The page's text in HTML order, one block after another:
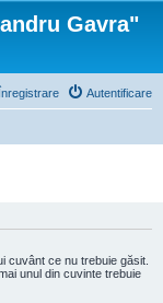
Gavra"
Autentificare
Înregistrare
cuvânt ce nu trebuie găsit.
unul din cuvinte trebuie